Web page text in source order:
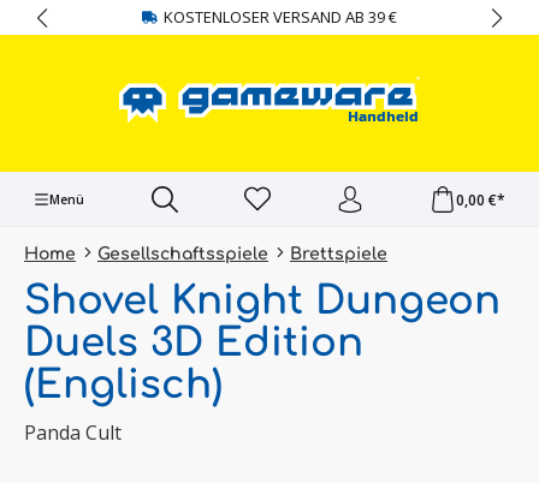
springen KOSTENLOSER VERSAND AB 39 €
Menü 0,00 €*
Home Gesellschaftsspiele Brettspiele
Shovel Knight Dungeon
Duels 3D Edition
(Englisch)
Panda Cult